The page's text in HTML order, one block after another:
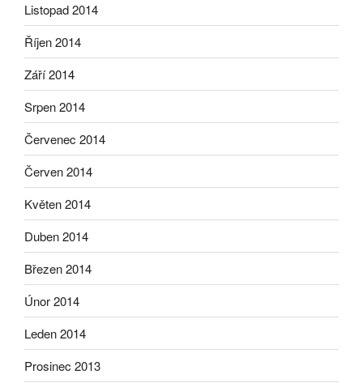
Listopad 2014
Říjen 2014
Září 2014
Srpen 2014
Červenec 2014
Červen 2014
Květen 2014
Duben 2014
Březen 2014
Únor 2014
Leden 2014
Prosinec 2013